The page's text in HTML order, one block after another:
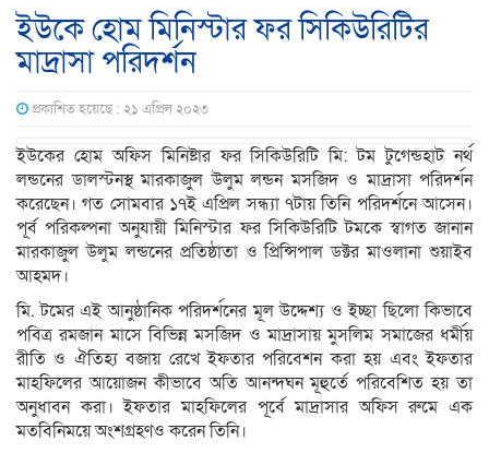
ইউকে হোম মিনিস্টার ফর সিকিউরিটির
মাদ্রাসা পরিদর্শন
প্রকাশিত হয়েছে : ২১ এপ্রিল ২০২৩
ইউকের হোম অফিস মিনিষ্টার ফর সিকিউরিটি মি: টম টুগেন্ডহাট নর্থ
লন্ডনের ডালস্টনস্থ মারকাজুল উলুম লন্ডন মসজিদ ও মাদ্রাসা পরিদর্শন
করেছেন। গত সোমবার ১৭ই এপ্রিল সন্ধ্যা ৭টায় তিনি পরিদর্শনে আসেন।
পূর্ব পরিকল্পনা অনুযায়ী মিনিস্টার ফর সিকিউরিটি টমকে স্বাগত জানান
মারকাজুল উলুম লন্ডনের প্রতিষ্ঠাতা ও প্রিন্সিপাল ডক্টর মাওলানা শুয়াইব
আহমদ।
মি. টমের এই আনুষ্ঠানিক পরিদর্শনের মূল উদ্দেশ্য ও ইচ্ছা ছিলো কিভাবে
পবিত্র রমজান মাসে বিভিন্ন মসজিদ ও মাদ্রাসায় মুসলিম সমাজের ধর্মীয়
রীতি ও ঐতিহ্য বজায় রেখে ইফতার পরিবেশন করা হয় এবং ইফতার
মাহফিলের আয়োজন কীভাবে অতি আনন্দঘন মূহুর্তে পরিবেশিত হয় তা
অনুধাবন করা। ইফতার মাহফিলের পূর্বে মাদ্রাসার অফিস রুমে এক
মতবিনিময়ে অংশগ্রহণও করেন তিনি।